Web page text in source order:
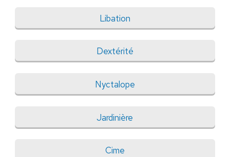
Libation
Dextérité
Nyctalope
Jardinière
Cime